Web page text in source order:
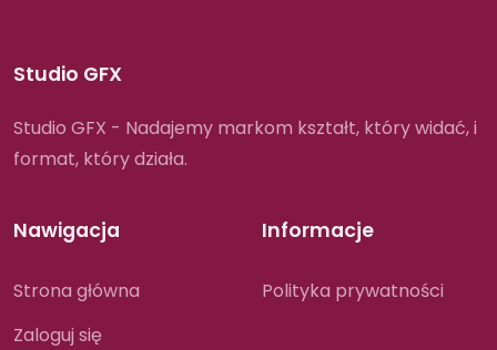
Studio GFX
Studio GFX - Nadajemy markom kształt, który widać, i
format, który działa.
Nawigacja
Strona główna
Zaloguj się
Informacje
Polityka prywatności